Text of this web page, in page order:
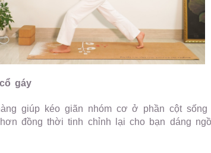
gáy
giúp kéo giãn nhóm cơ ở phần cột
đồng thời tinh chỉnh lại cho bạn dáng